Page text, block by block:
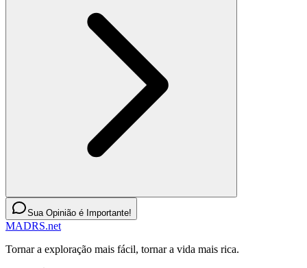
Sua Opinião é Importante!
MADRS.net
Tornar a exploração mais fácil, tornar a vida mais rica.